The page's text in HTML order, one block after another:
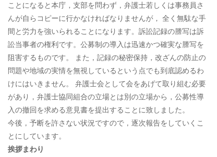
ことになると本庁，支部を問わず，弁護士若しくは事務員さ
んが自らコピーに行かなければなりませんが， 全く無駄な手
間と労力を強いられることになります。訴訟記録の謄写は訴
訟当事者の権利です。公募制の導入は迅速かつ確実な謄写を
阻害するものです。 また，記録の秘密保持，改ざんの防止の
問題や地域の実情を無視しているという点でも到底認めるわ
けにはいきません。 弁護士会として会をあげて取り組む必要
があり，弁護士協同組合の立場とは別の立場から，公募性導
入の撤回を求める意見書を提出することに致しました。
今後，予断を許さない状況ですので，逐次報告をしていくこ
とにしています。
挨拶まわり